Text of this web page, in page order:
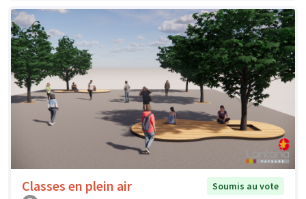
Classes en plein air
Soumis au vote